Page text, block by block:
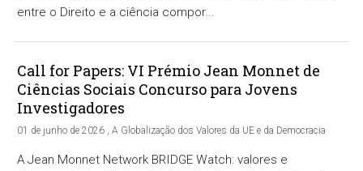
entre o Direito e a ciência compor...
Call for Papers: VI Prémio Jean Monnet de
Ciências Sociais Concurso para Jovens
Investigadores
01 de junho de 2026 , A Globalização dos Valores da UE e da Democracia
A Jean Monnet Network BRIDGE Watch: valores e